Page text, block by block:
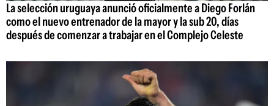
La selección uruguaya anunció oficialmente a Diego Forlán
como el nuevo entrenador de la mayor y la sub 20, días
después de comenzar a trabajar en el Complejo Celeste